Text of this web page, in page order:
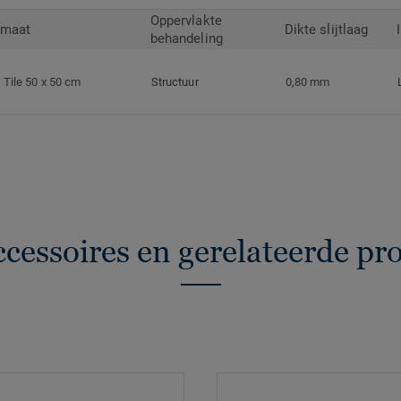
Oppervlakte
behandeling
Dikte slijtlaag
Tile 50 x 50 cm Structuur 0,80 mm
en gerelateerde